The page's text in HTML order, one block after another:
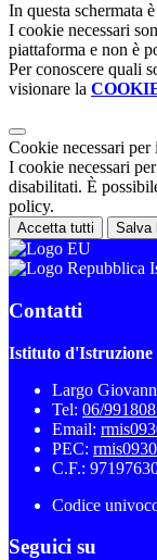
In questa schermata
I cookie necessari
piattaforma e non è
Per conoscere quali
visionare la
Cookie necessari
I cookie necessari
disabilitati. È
policy.
Accetta tutti Salva
Contatti
Istituto
Largo
Tel: 06/
Email:
PEC:
C.F.:
Codice
Seguici su